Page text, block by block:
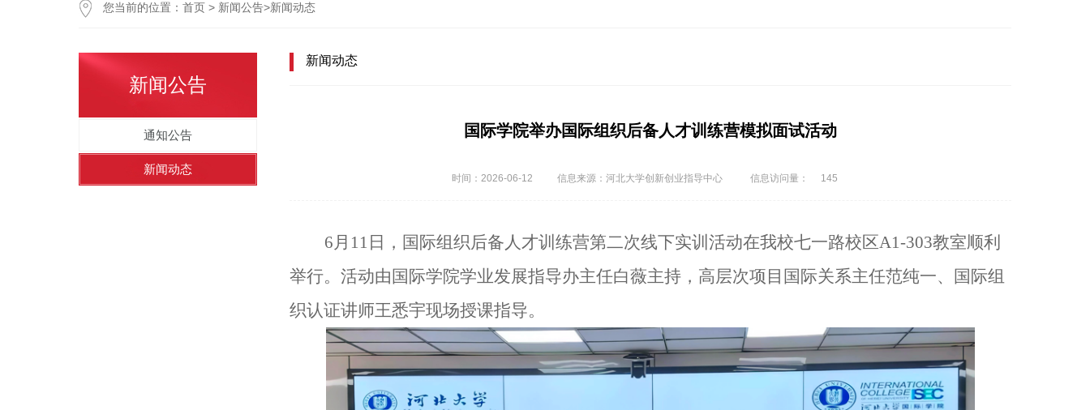
您当前的位置： 首页 > 新闻公告>新闻动态
新闻公告
通知公告
新闻动态
新闻动态
国际学院举办国际组织后备人才训练营模拟面试活动
时间：2026-06-12 信息来源：河北大学创新创业指导中心 信息访问量： 145
6月11日，国际组织后备人才训练营第二次线下实训活动在我校七一路校区A1-303教室顺利
举行。活动由国际学院学业发展指导办主任白薇主持，高层次项目国际关系主任范纯一、国际组
织认证讲师王悉宇现场授课指导。